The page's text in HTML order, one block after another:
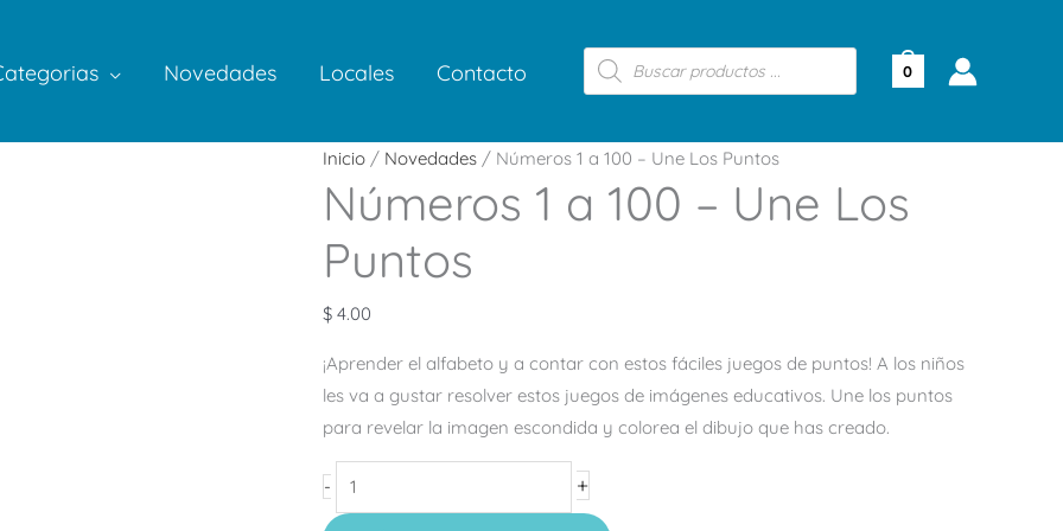
Novedades Locales Contacto
Búsqueda
de
productos
0
Inicio / Novedades / Números 1 a 100 – Une Los Puntos
Números 1 a 100 – Une Los
Puntos
$ 4.00
¡Aprender el alfabeto y a contar con estos fáciles juegos de puntos! A los niños
les va a gustar resolver estos juegos de imágenes educativos. Une los puntos
para revelar la imagen escondida y colorea el dibujo que has creado.
-
Números
1
a
100
Une
Puntos
cantidad
+